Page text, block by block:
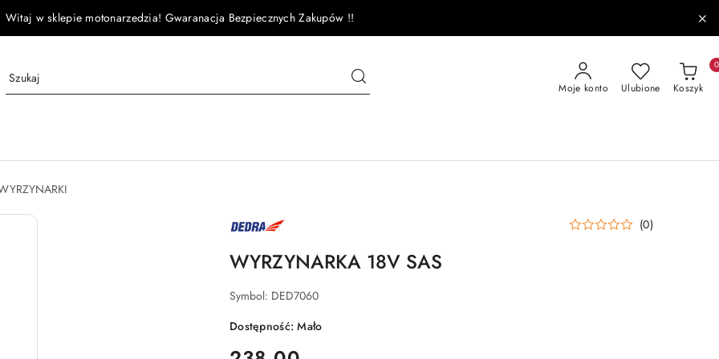
Witaj w sklepie motonarzedzia! Gwaranacja Bezpiecznych Zakupów !!
Moje konto Ulubione Koszyk
0
NAZWA
PRODUCENTA: (0)
WYRZYNARKA 18V SAS
Symbol: DED7060
Dostępność:Mało